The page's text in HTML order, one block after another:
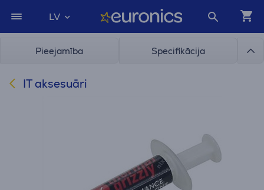
LV
Pieejamība Specifikācija
IT aksesuāri